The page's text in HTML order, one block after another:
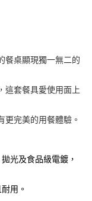
式。 讓您購物簡單
餐桌顯現獨一無二的
這套餐具愛使用面上
更完美的用餐體驗。
光及食品級電鍍，
用。